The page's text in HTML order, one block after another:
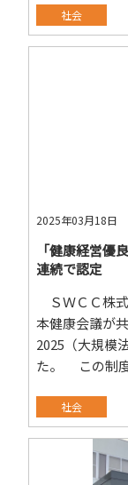
社会
2025年03月18日
「健康経営優
連続で認定
ＳＷＣＣ株
本健康会議が
2025（大規模
た。 この制度
社会